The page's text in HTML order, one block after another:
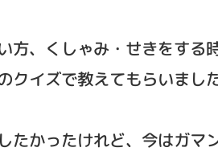
方、くしゃみ・せきをする
クイズで教えてもらいまし
たかったけれど、今はガマ